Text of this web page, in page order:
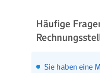
Häufige
Sie haben eine